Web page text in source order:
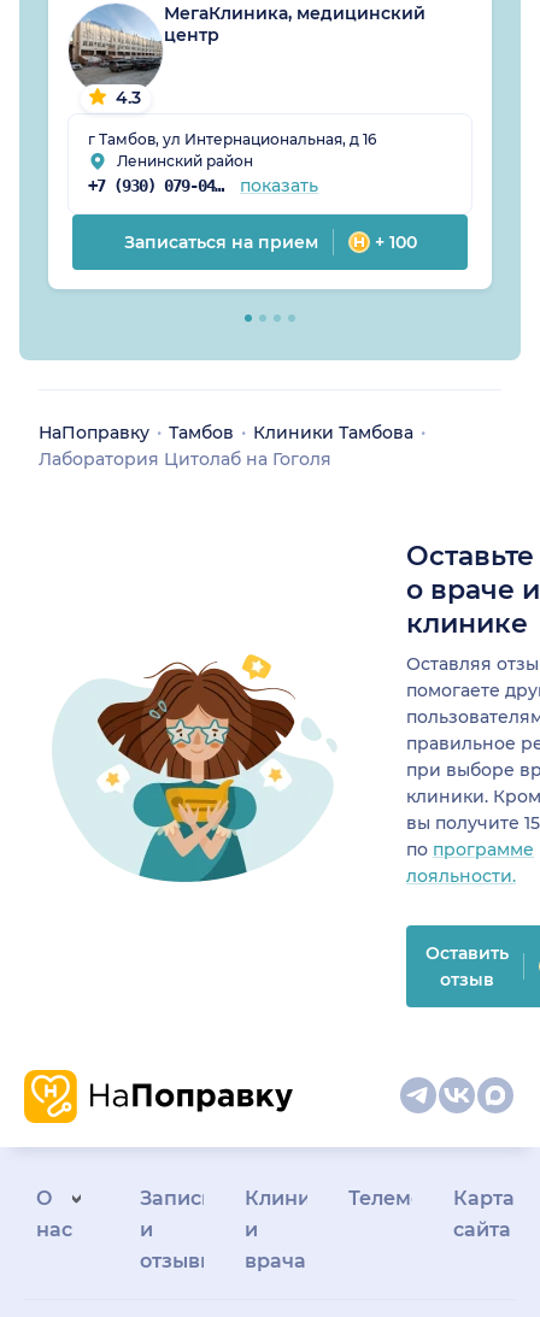
4.3
МегаКлиника, медицинский
центр
г Тамбов, ул Интернациональная, д 16
Ленинский район
+7 (930) 079-04-30 показать
Записаться на прием + 100
НаПоправку Тамбов
Клиники Тамбова
Лаборатория Цитолаб на Гоголя
о враче
клинике
Оставляя
помогаете
правильное
при выборе
клиники.
вы получите
по программе
лояльности.
Оставить
отзыв
О
нас
Запись
и
отзывы
Клиникам
и
врачам
Телемедицина
Карта
сайта